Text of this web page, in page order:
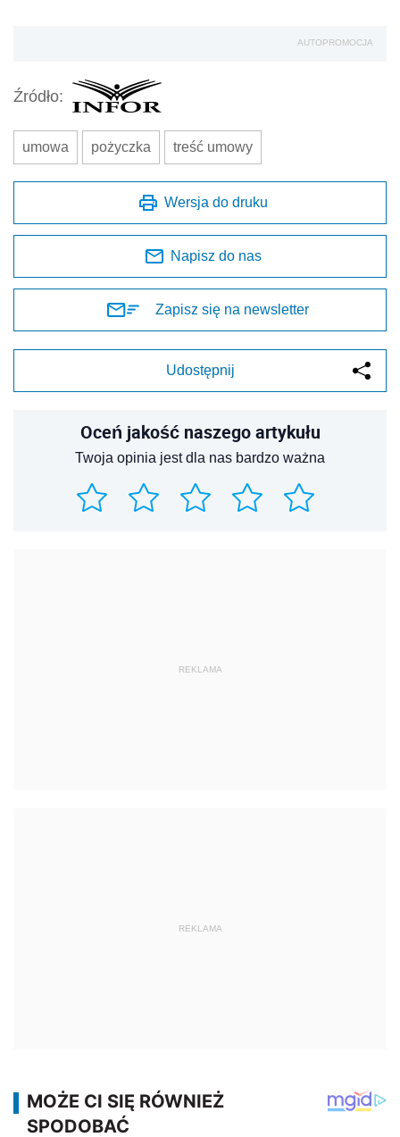
AUTOPROMOCJA
Źródło:
umowa pożyczka treść umowy
Wersja do druku
Napisz do nas
Zapisz się na newsletter
Udostępnij
Oceń jakość naszego artykułu
Twoja opinia jest dla nas bardzo ważna
REKLAMA
REKLAMA